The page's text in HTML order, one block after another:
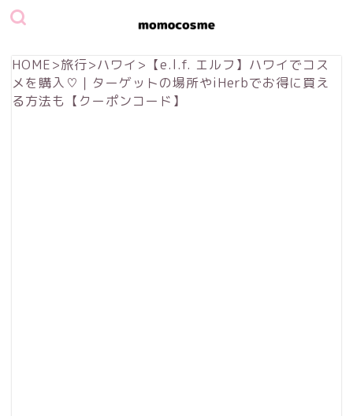
HOME>旅行>ハワイ > 【e.l.f. エルフ】ハワイでコス
メを購入♡｜ターゲットの場所やiHerbでお得に買え
る方法も【クーポンコード】